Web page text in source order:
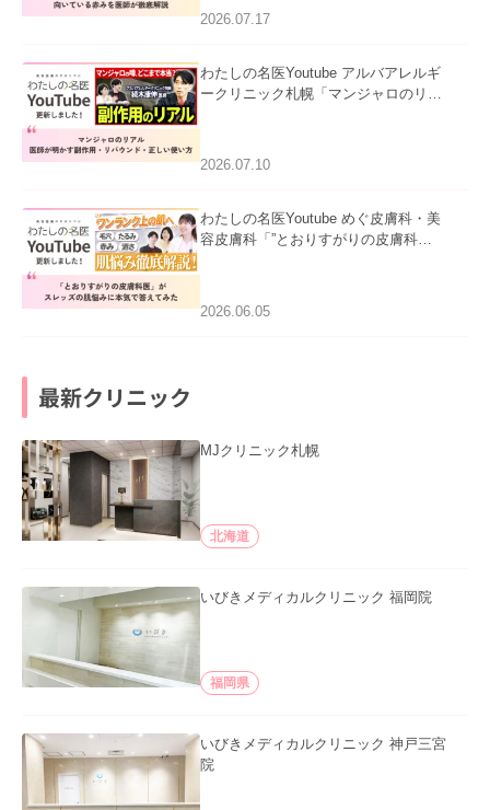
ました。
2026.07.17
わたしの名医Youtube アルバアレルギ
ークリニック札幌「マンジャロのリア
た。
2026.07.10
わたしの名医Youtube めぐ皮膚科・美
容皮膚科「”とおりすがりの皮膚科
2026.06.05
最新クリニック
MJクリニック札幌
北海道
いびきメディカルクリニック 福岡院
福岡県
いびきメディカルクリニック 神戸三宮
院